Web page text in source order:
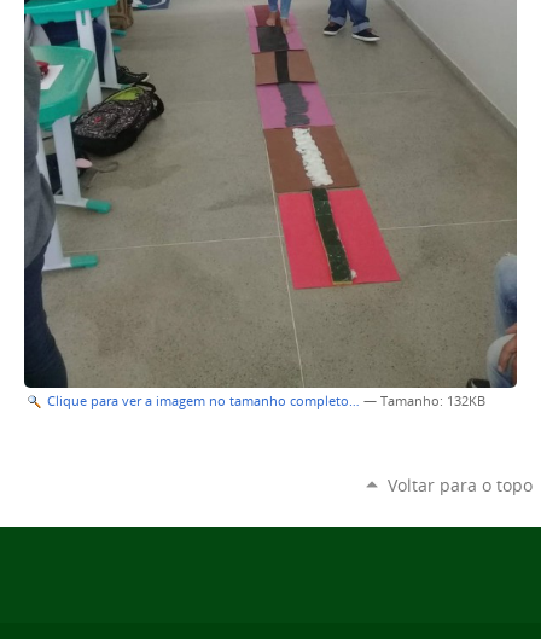
Clique para ver a imagem no tamanho completo… — Tamanho: 132KB
Voltar para o topo